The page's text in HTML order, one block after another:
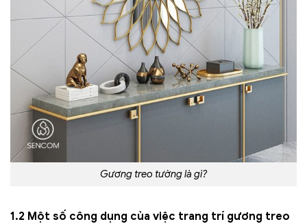
Gương treo tường là gì?
1.2 Một số công dụng của việc trang trí gương treo